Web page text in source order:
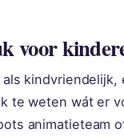
voor
te weten wát er
animatieteam